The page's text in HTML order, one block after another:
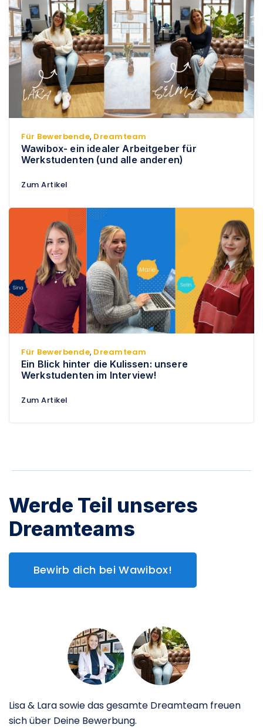
Für Bewerbende, Dreamteam
Wawibox- ein idealer Arbeitgeber für
Werkstudenten (und alle anderen)
Zum Artikel
Für Bewerbende, Dreamteam
Ein Blick hinter die Kulissen: unsere
Werkstudenten im Interview!
Zum Artikel
Werde Teil unseres
Dreamteams
Bewirb dich bei Wawibox!
Lisa & Lara sowie das gesamte Dreamteam freuen
sich über Deine Bewerbung.